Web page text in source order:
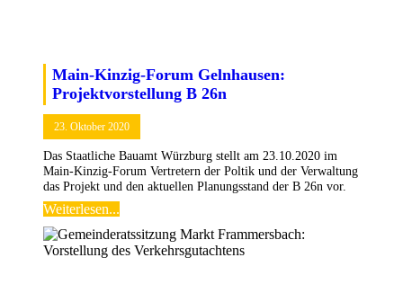
Main-Kinzig-Forum Gelnhausen:
Projektvorstellung B 26n
23. Oktober 2020
Das Staatliche Bauamt Würzburg stellt am 23.10.2020 im
Main-Kinzig-Forum Vertretern der Poltik und der Verwaltung
das Projekt und den aktuellen Planungsstand der B 26n vor.
Weiterlesen...